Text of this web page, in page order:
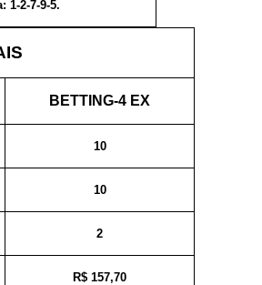
1-2-7-9-5.
BETTING-4 EX
10
10
2
R$ 157,70